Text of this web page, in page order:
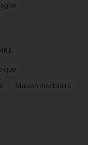
Maison modulaire